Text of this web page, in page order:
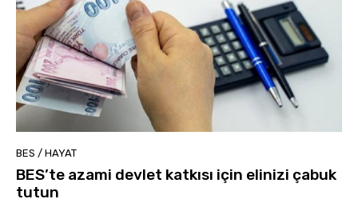
BES / HAYAT
BES’te azami devlet katkısı için elinizi çabuk
tutun